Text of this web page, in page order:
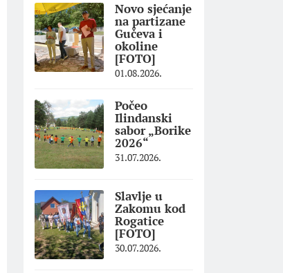
Novo sjećanje
na partizane
Gučeva i
okoline
[FOTO]
01.08.2026.
Počeo
Ilindanski
sabor „Borike
2026“
31.07.2026.
Slavlje u
Zakomu kod
Rogatice
[FOTO]
30.07.2026.